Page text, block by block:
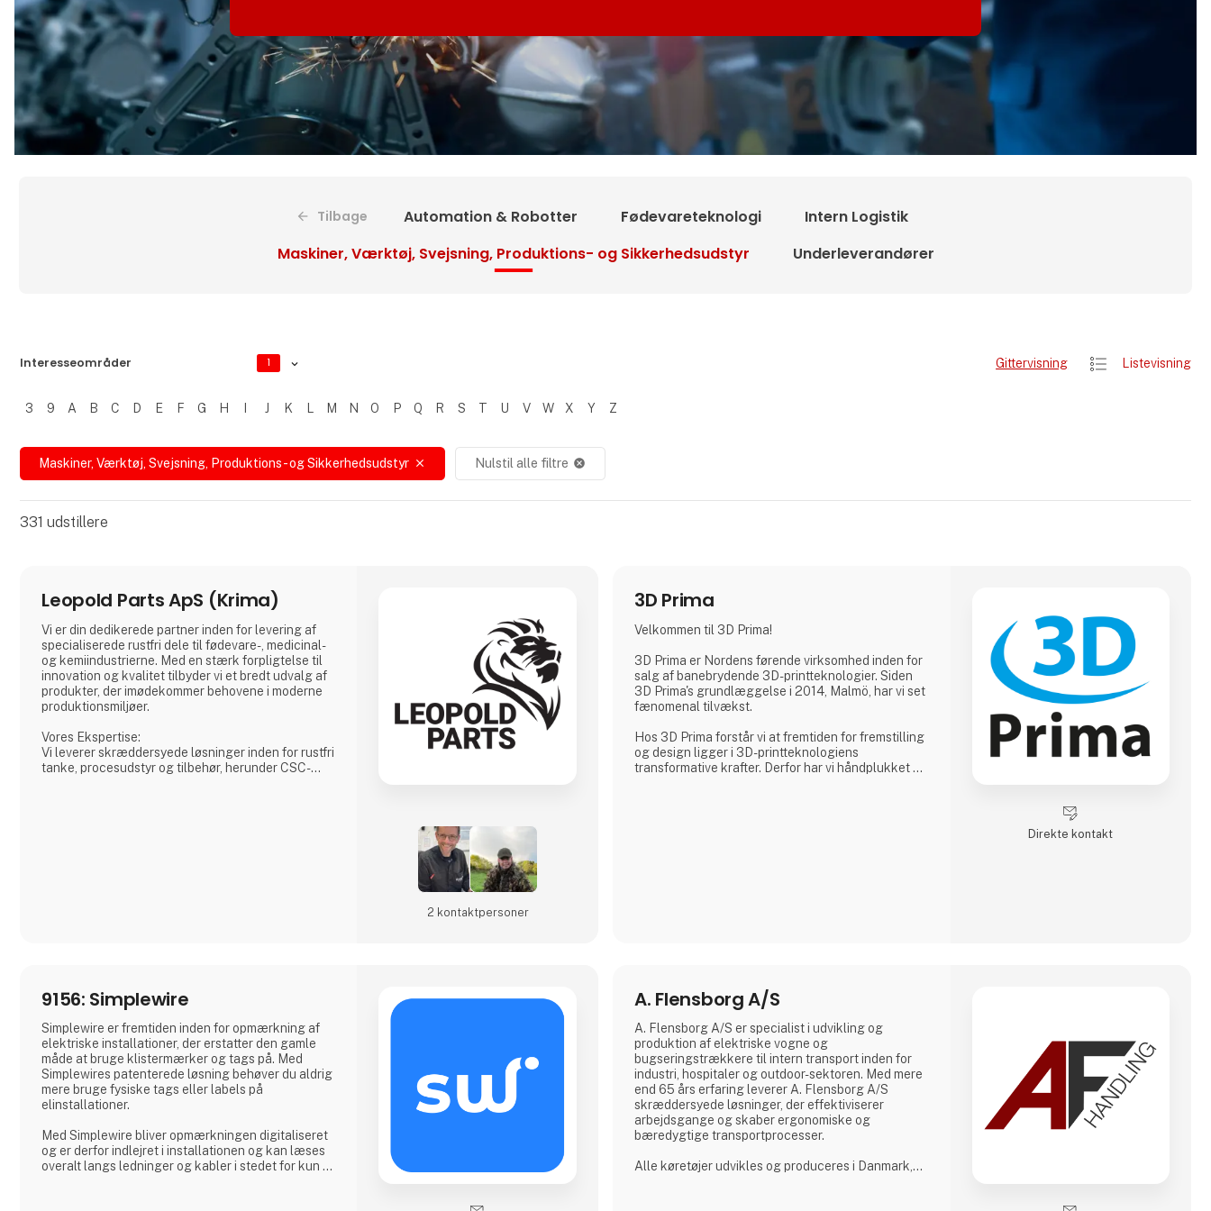
Tilbage Automation & Robotter Fødevareteknologi
Intern Logistik
Maskiner, Værktøj, Svejsning, Produktions- og Sikkerhedsudstyr
Underleverandører
Interesseområder 1
Filtrer resultater
3 9 A B C D E F G H I J K L M N O P Q R S T U V W X Y Z
Maskiner, Værktøj, Svejsning, Produktions- og Sikkerhedsudstyr close Nulstil alle filtre cancel
Gittervisning Listevisning
331 udstillere
Leopold Parts ApS (Krima)
Vi er din dedikerede partner inden for levering af
specialiserede rustfri dele til fødevare-, medicinal-
og kemiindustrierne. Med en stærk forpligtelse til
innovation og kvalitet tilbyder vi et bredt udvalg af
produkter, der imødekommer behovene i moderne
produktionsmiljøer.
Vores Ekspertise:
Vi leverer skræddersyede løsninger inden for rustfri
tanke, procesudstyr og tilbehør, herunder CSC-
2 kontakt­personer
3D Prima
Velkommen til 3D Prima!
3D Prima er Nordens førende virksomhed inden for
salg af banebrydende 3D-printteknologier. Siden
3D Prima's grundlæggelse i 2014, Malmö, har vi set
fænomenal tilvækst.
Hos 3D Prima forstår vi at fremtiden for fremstilling
og design ligger i 3D-printteknologiens
transformative krafter. Derfor har vi håndplukket et
Direkte kontakt
9156: Simplewire
Simplewire er fremtiden inden for opmærkning af
elektriske installationer, der erstatter den gamle
måde at bruge klistermærker og tags på. Med
Simplewires patenterede løsning behøver du aldrig
mere bruge fysiske tags eller labels på
elinstallationer.
Med Simplewire bliver opmærkningen digitaliseret
og er derfor indlejret i installationen og kan læses
overalt langs ledninger og kabler i stedet for kun at
A. Flensborg A/S
A. Flensborg A/S er specialist i udvikling og
produktion af elektriske vogne og
bugseringstrækkere til intern transport inden for
industri, hospitaler og outdoor-sektoren. Med mere
end 65 års erfaring leverer A. Flensborg A/S
skræddersyede løsninger, der effektiviserer
arbejdsgange og skaber ergonomiske og
bæredygtige transportprocesser.
Alle køretøjer udvikles og produceres i Danmark,